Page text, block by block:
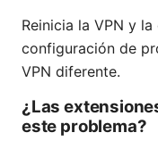
Reinicia la VPN y
configuración de
VPN diferente.
¿Las
este problema?